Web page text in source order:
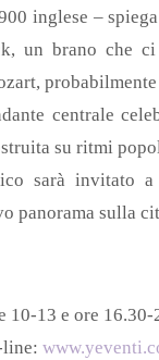
inglese –
un brano che
centrale
su ritmi
sarà invitato a
panorama sulla
10-13 e ore 16.30-
line: